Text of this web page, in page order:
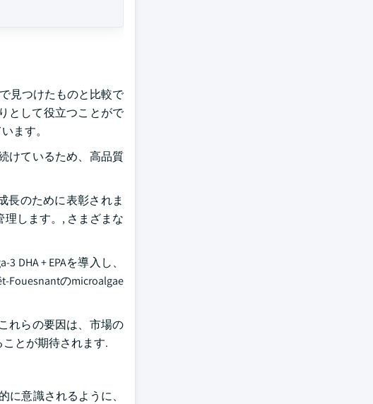
見つけたものと比較で
として役立つことがで
ます。
けているため、高品質
長のために表彰されま
します。, さまざまな
+ EPAを導入し、
Fouesnantのmicroalgae
れらの要因は、市場の
とが期待されます.
意識されるように、